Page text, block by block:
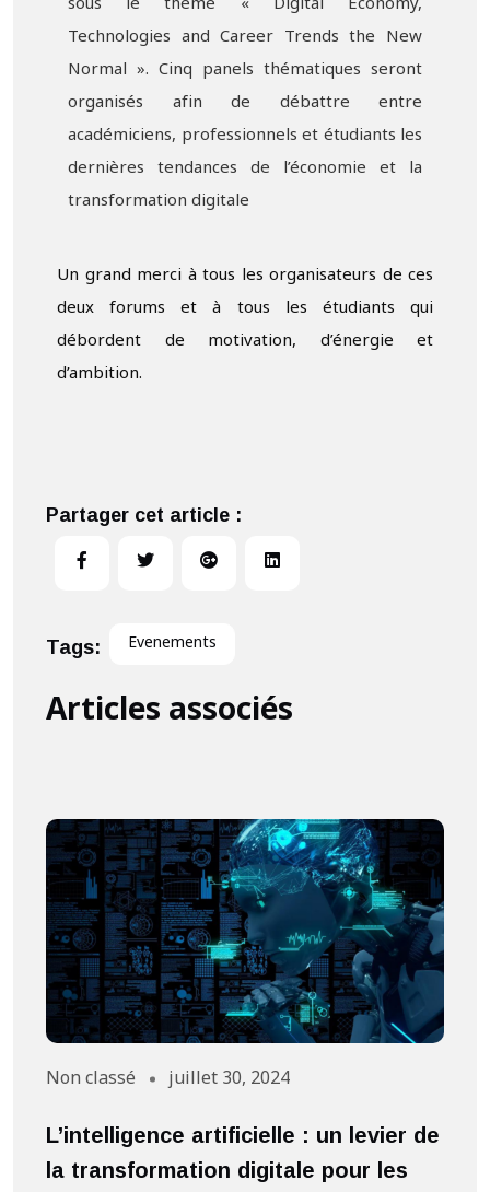
sous le thème « Digital Economy,
Technologies and Career Trends the New
Normal ». Cinq panels thématiques seront
organisés afin de débattre entre
académiciens, professionnels et étudiants les
dernières tendances de l’économie et la
transformation digitale
Un grand merci à tous les organisateurs de ces
deux forums et à tous les étudiants qui
débordent de motivation, d’énergie et
d’ambition.
Partager cet article :
Tags: Evenements
Articles associés
Non classé juillet 30, 2024
L’intelligence artificielle : un levier de
la transformation digitale pour les